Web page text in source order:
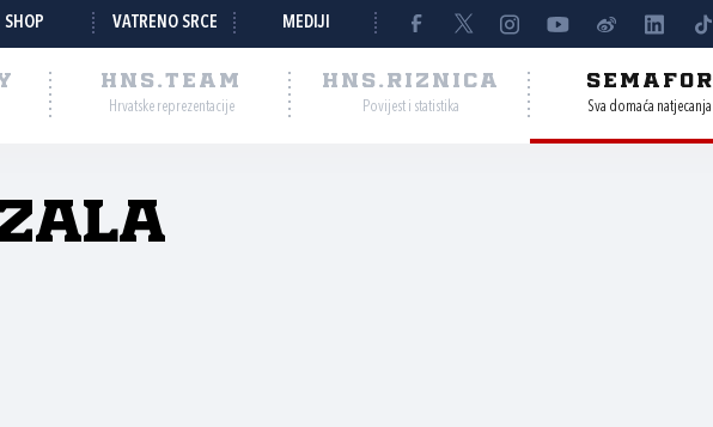
SHOP VATRENO SRCE MEDIJI
HNS.TEAM
Hrvatske reprezentacije
HNS.RIZNICA
Povijest i statistika
SEMAFOR
Sva domaća natjecanja